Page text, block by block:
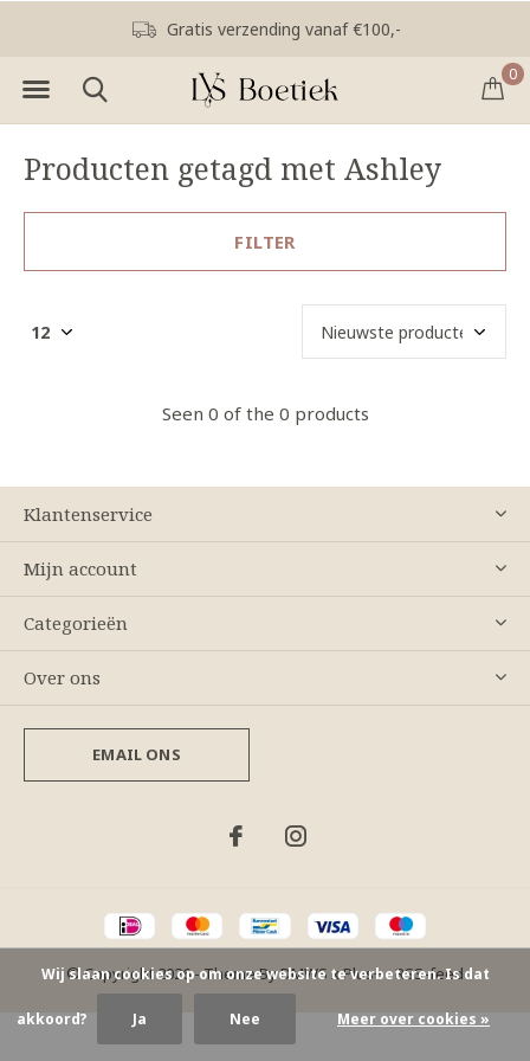
0
Gratis verzending vanaf €100,-
Producten getagd met Ashley
FILTER
Seen 0 of the 0 products
Klantenservice
Mijn account
Categorieën
Over ons
EMAIL ONS
© Copyright2026- Theme ByDMWS xPlus+-RSS-feed
Wij slaan cookies op om onze website te verbeteren. Is dat
akkoord? Ja Nee Meer over cookies »